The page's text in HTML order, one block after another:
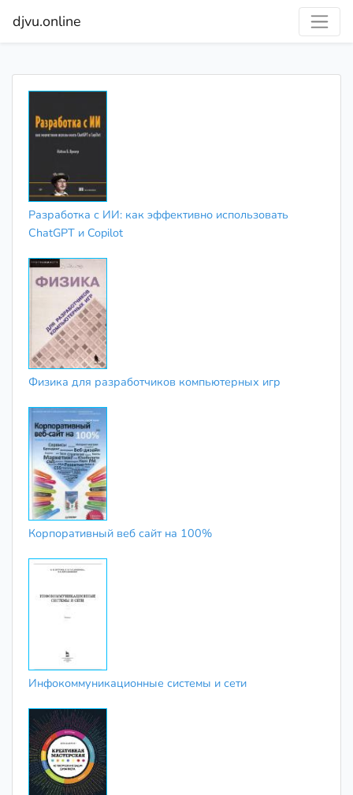
djvu.online
Разработка с ИИ: как эффективно использовать
ChatGPT и Copilot
Физика для разработчиков компьютерных игр
Корпоративный веб сайт на 100%
Инфокоммуникационные системы и сети